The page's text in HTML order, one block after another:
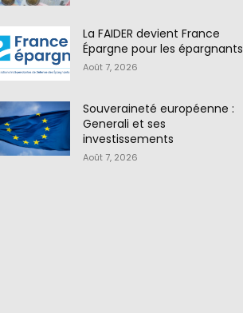
La FAIDER devient France
Épargne pour les épargnants
Août 7, 2026
Souveraineté européenne :
Generali et ses
investissements
Août 7, 2026